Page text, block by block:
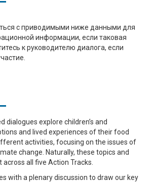
с приводимыми ниже данными для
информации, если таковая
к руководителю диалога, если
dialogues explore children’s and
and lived experiences of their food
activities, focusing on the issues of
change. Naturally, these topics and
all five Action Tracks.
with a plenary discussion to draw our key